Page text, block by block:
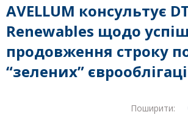
AVELLUM консультує
Renewables щодо
продовження строку
“зелених”
Поширити: